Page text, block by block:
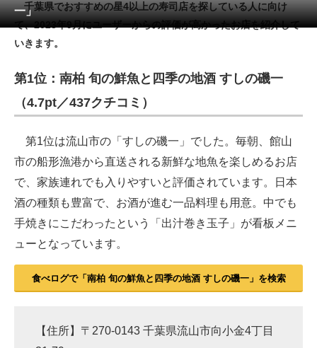
メディア
注目記事を集めた総合ページ
ビジネスと働き方のヒント
企業ITのトレンドを詳説
経営リーダーのコミュニティ
ITエンジニア向け専門サイト
一」
千葉県でおすすめの星4以上の寿司店を探している人に向け
て、2023年9月にユーザーからの評価が高かったお店を紹介して
いきます。
第1位：南柏 旬の鮮魚と四季の地酒 すしの磯一
（4.7pt／437クチコミ）
第1位は流山市の「すしの磯一」でした。毎朝、館山
市の船形漁港から直送される新鮮な地魚を楽しめるお店
で、家族連れでも入りやすいと評価されています。日本
酒の種類も豊富で、お酒が進む一品料理も用意。中でも
手焼きにこだわったという「出汁巻き玉子」が看板メニ
ューとなっています。
食べログで「南柏 旬の鮮魚と四季の地酒 すしの磯一」を検索
【住所】〒270-0143 千葉県流山市向小金4丁目